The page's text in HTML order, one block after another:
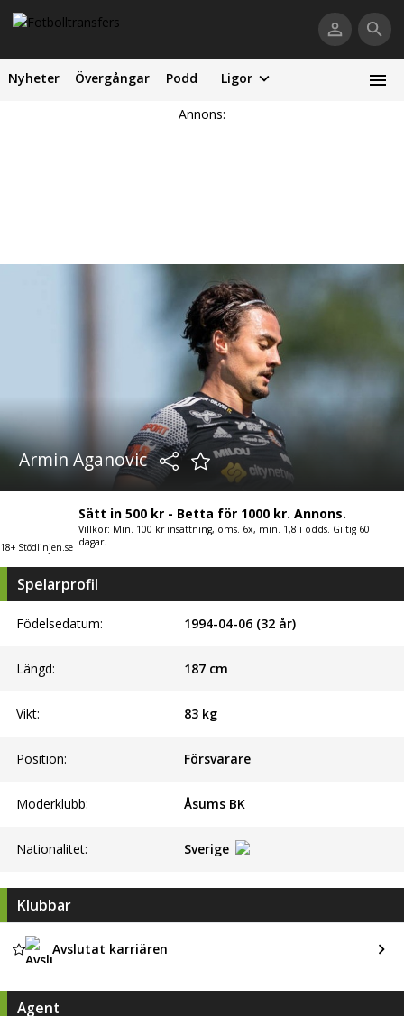
Nyheter Övergångar Podd Ligor
Annons:
Armin Aganovic
18+ Stödlinjen.se
Sätt in 500 kr - Betta för 1000 kr. Annons.
Villkor: Min. 100 kr insättning, oms. 6x, min. 1,8 i odds. Giltig 60
dagar.
Spelarprofil
Födelsedatum: 1994-04-06 (32 år)
Längd: 187cm
Vikt: 83kg
Position: Försvarare
Moderklubb: Åsums BK
Nationalitet: Sverige
Klubbar
Avslutat karriären
Agent